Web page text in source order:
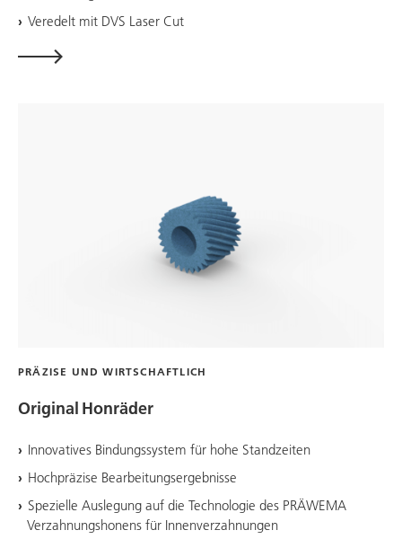
Veredelt mit DVS Laser Cut
PRÄZISE UND WIRTSCHAFTLICH
Original Honräder
Innovatives Bindungssystem für hohe Standzeiten
Hochpräzise Bearbeitungsergebnisse
Spezielle Auslegung auf die Technologie des PRÄWEMA
Verzahnungshonens für Innenverzahnungen